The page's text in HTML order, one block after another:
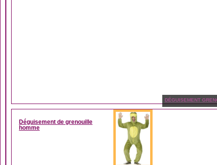
DÉGUISEMENT
Déguisement de grenouille
homme